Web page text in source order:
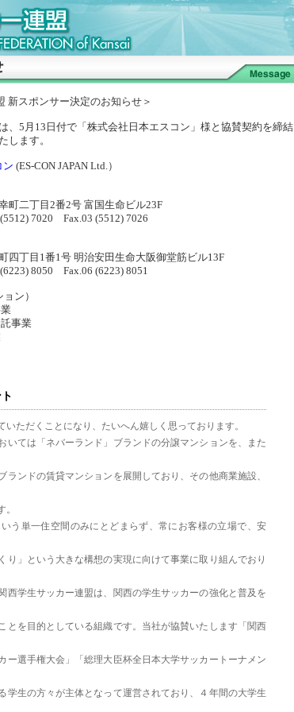
新スポンサー決定のお知らせ＞
、5月13日付で「株式会社日本エスコン」様と協賛契約を締結
します。
ン (ES-CON JAPAN Ltd.）
目2番2号 富国生命ビル23F
7020 Fax.03 (5512) 7026
番1号 明治安田生命大阪御堂筋ビル13F
8050 Fax.06 (6223) 8051
ン）
業
ただくことになり、たいへん嬉しく思っております。
いては「ネバーランド」ブランドの分譲マンションを、また
ランドの賃貸マンションを展開しており、その他商業施設、
う単一住空間のみにとどまらず、常にお客様の立場で、安
り」という大きな構想の実現に向けて事業に取り組んでおり
西学生サッカー連盟は、関西の学生サッカーの強化と普及を
とを目的としている組織です。当社が協賛いたします「関西
ー選手権大会」「総理大臣杯全日本大学サッカートーナメン
学生の方々が主体となって運営されており、４年間の大学生